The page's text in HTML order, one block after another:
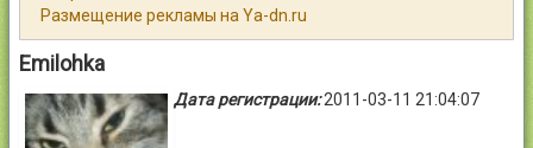
Помощь
Контакты
Размещение рекламы на Ya-dn.ru
Emilohka
Дата регистрации:2011-03-11 21:04:07